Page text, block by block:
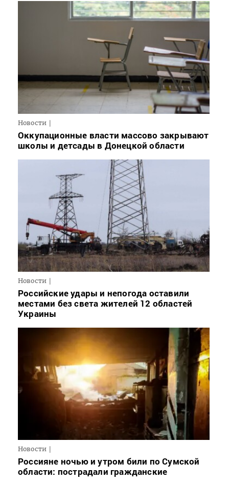
Новости
Оккупационные власти массово закрывают
школы и детсады в Донецкой области
Новости
Российские удары и непогода оставили
местами без света жителей 12 областей
Украины
Новости
Россияне ночью и утром били по Сумской
области: пострадали гражданские